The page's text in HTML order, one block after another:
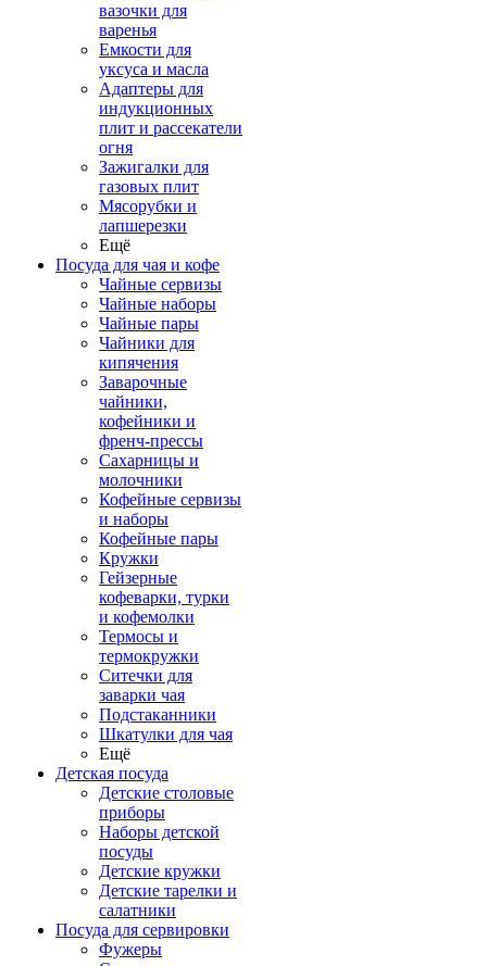
вазочки для
варенья
Емкости для
уксуса и масла
Адаптеры для
индукционных
плит и рассекатели
огня
Зажигалки для
газовых плит
Мясорубки и
лапшерезки
Ещё
Посуда для чая и кофе
Чайные сервизы
Чайные наборы
Чайные пары
Чайники для
кипячения
Заварочные
чайники,
кофейники и
френч-прессы
Сахарницы и
молочники
Кофейные сервизы
и наборы
Кофейные пары
Кружки
Гейзерные
кофеварки, турки
и кофемолки
Термосы и
термокружки
Ситечки для
заварки чая
Подстаканники
Шкатулки для чая
Ещё
Детская посуда
Детские столовые
приборы
Наборы детской
посуды
Детские кружки
Детские тарелки и
салатники
Посуда для сервировки
Фужеры